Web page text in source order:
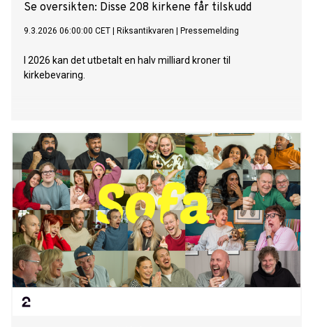
Se oversikten: Disse 208 kirkene får tilskudd
9.3.2026 06:00:00 CET Riksantikvaren Pressemelding
I 2026 kan det utbetalt en halv milliard kroner til
kirkebevaring.